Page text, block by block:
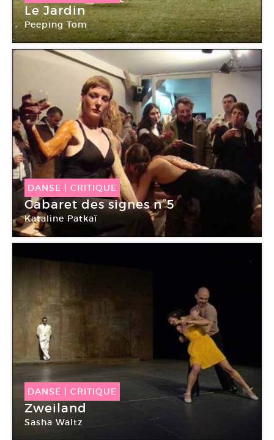
Le Jardin
Peeping Tom
DANSE | CRITIQUE
Cabaret des signes n°5
Kataline Patkaï
DANSE | CRITIQUE
Zweiland
Sasha Waltz